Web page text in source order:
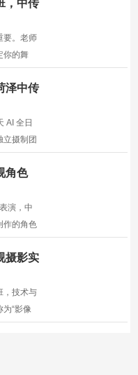
，中传
膀上
要。老师
你的舞
，不是不
视教
泽中传
AI 全日
立摄制团
勘景、
本居高
角色
作的角色
，不仅需
摄影实
，技术与
“影像